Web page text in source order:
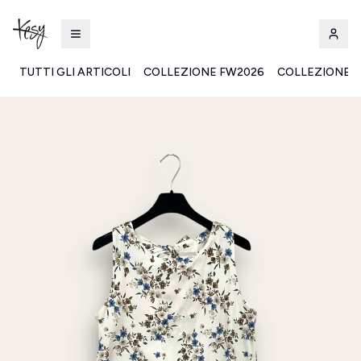
TUTTI GLI ARTICOLI COLLEZIONE FW2026 COLLEZIONE